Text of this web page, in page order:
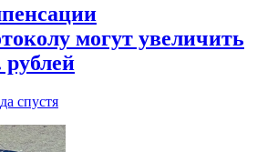
могут увеличить
рублей
спустя